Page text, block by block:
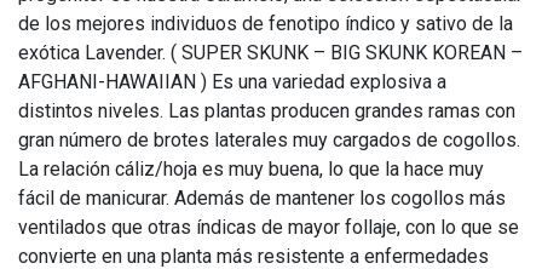
de los mejores individuos de fenotipo índico y sativo de la
exótica Lavender. ( SUPER SKUNK – BIG SKUNK KOREAN –
AFGHANI-HAWAIIAN ) Es una variedad explosiva a
distintos niveles. Las plantas producen grandes ramas con
gran número de brotes laterales muy cargados de cogollos.
La relación cáliz/hoja es muy buena, lo que la hace muy
fácil de manicurar. Además de mantener los cogollos más
ventilados que otras índicas de mayor follaje, con lo que se
convierte en una planta más resistente a enfermedades